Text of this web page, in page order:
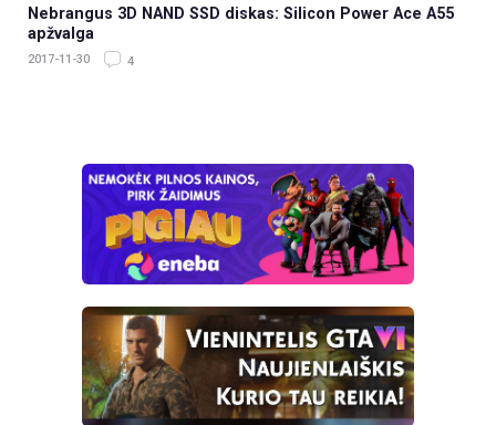
Nebrangus 3D NAND SSD diskas: Silicon Power Ace A55
apžvalga
2017-11-30 4